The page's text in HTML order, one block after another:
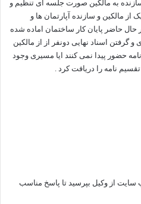
به مالکین صورت جلسه ای تنظیم و
مالکین و سازنده آپارتمان ها و
حال حاضر پایان کار ساختمان اماده شده
اسناد نهایی دونفر از از مالکین
حضور پیدا نمی کنند ایا مسیری وجود
از وکیل بپرسید تا پاسخ مناسب